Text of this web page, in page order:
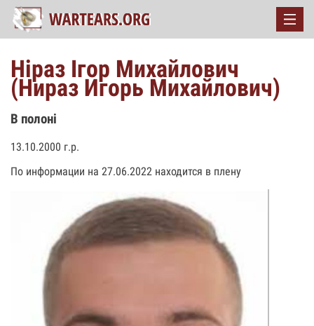
Ніраз Ігор Михайлович
(Нираз Игорь Михайлович)
В полоні
13.10.2000 г.р.
По информации на 27.06.2022 находится в плену